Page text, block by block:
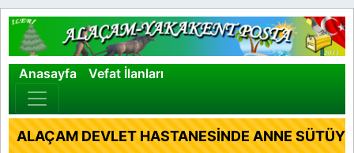
Anasayfa Vefat İlanları
ALAÇAM DEVLET HASTANESİNDE ANNE
×